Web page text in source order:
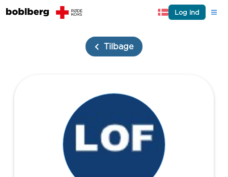
Log ind
Tilbage